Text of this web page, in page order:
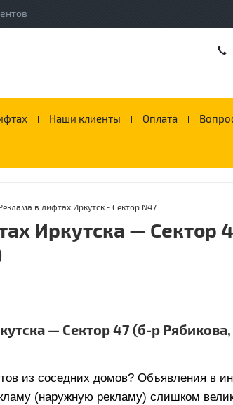
Наши клиенты Оплата
в лифтах Иркутск - Сектор N47
Иркутска — Сектор
— Сектор 47 (б-р
из соседних домов? Объявления в
(наружную рекламу) слишком